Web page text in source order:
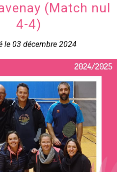
(Match nul
4-4)
le 03 décembre 2024